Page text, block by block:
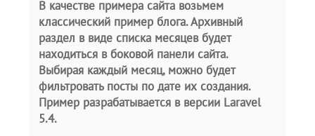
В качестве примера сайта возьмем
классический пример блога. Архивный
раздел в виде списка месяцев будет
находиться в боковой панели сайта.
Выбирая каждый месяц, можно будет
фильтровать посты по дате их создания.
Пример разрабатывается в версии Laravel
5.4.